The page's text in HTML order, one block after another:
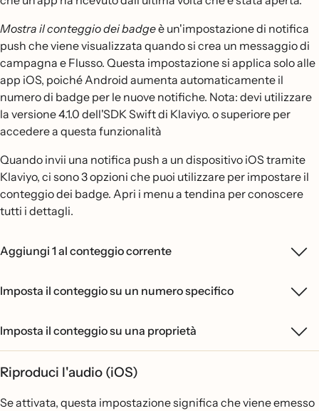
Mostra il conteggio dei badgeè un'impostazione di notifica
push che viene visualizzata quando si crea un messaggio di
campagna e Flusso. Questa impostazione si applica solo alle
app iOS, poiché Android aumenta automaticamente il
numero di badge per le nuove notifiche. Nota: devi utilizzare
la versione 4.1.0 dell'SDK Swift di Klaviyo. o superiore per
accedere a questa funzionalità
Quando invii una notifica push a un dispositivo iOS tramite
Klaviyo, ci sono 3 opzioni che puoi utilizzare per impostare il
conteggio dei badge. Apri i menu a tendina per conoscere
tutti i dettagli.
Aggiungi 1 al conteggio corrente
Imposta il conteggio su un numero specifico
Imposta il conteggio su una proprietà
Riproduci l'audio (iOS)
Se attivata, questa impostazione significa che viene emesso